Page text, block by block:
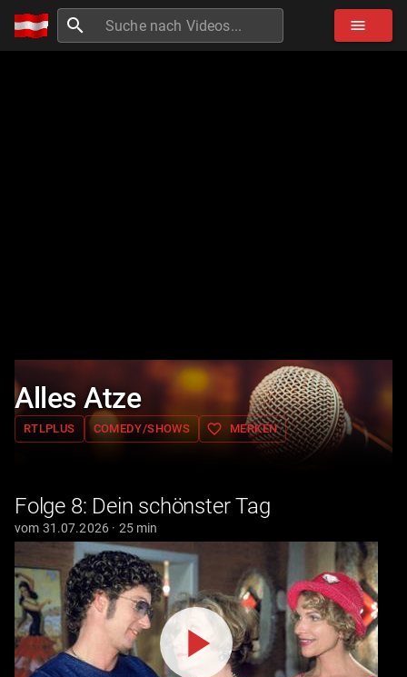
search menu
Alles Atze
RTLPLUS COMEDY/SHOWS favorite_border MERKEN
Folge 8: Dein schönster Tag
vom 31.07.2026 · 25 min